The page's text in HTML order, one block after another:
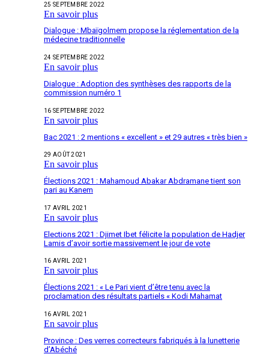
25 SEPTEMBRE 2022
En savoir plus
Dialogue : Mbaïgolmem propose la réglementation de la
médecine traditionnelle
24 SEPTEMBRE 2022
En savoir plus
Dialogue : Adoption des synthèses des rapports de la
commission numéro 1
16 SEPTEMBRE 2022
En savoir plus
Bac 2021 : 2 mentions « excellent » et 29 autres « très bien »
29 AOÛT 2021
En savoir plus
Élections 2021 : Mahamoud Abakar Abdramane tient son
pari au Kanem
17 AVRIL 2021
En savoir plus
Elections 2021 : Djimet Ibet félicite la population de Hadjer
Lamis d’avoir sortie massivement le jour de vote
16 AVRIL 2021
En savoir plus
Élections 2021 : « Le Pari vient d’être tenu avec la
proclamation des résultats partiels « Kodi Mahamat
16 AVRIL 2021
En savoir plus
Province : Des verres correcteurs fabriqués à la lunetterie
d’Abéché